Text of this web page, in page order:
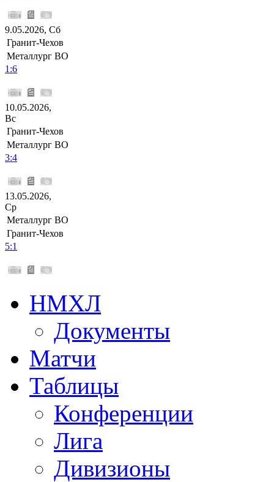
9.05.2026, Сб
Гранит-Чехов
Металлург ВО
1:6
10.05.2026,
Вс
Гранит-Чехов
Металлург ВО
3:4
13.05.2026,
Ср
Металлург ВО
Гранит-Чехов
5:1
НМХЛ
Документы
Матчи
Таблицы
Конференции
Лига
Дивизионы